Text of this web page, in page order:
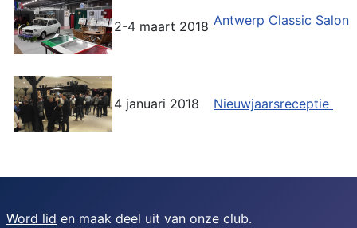
2-4 maart 2018 Antwerp Classic Salon
4 januari 2018 Nieuwjaarsreceptie
Word lid en maak deel uit van onze club.